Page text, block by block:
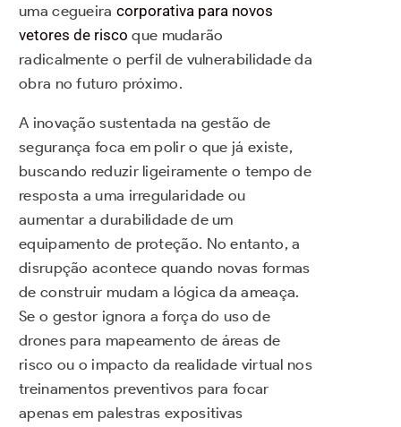
uma cegueira corporativa para novos
vetores de risco que mudarão
radicalmente o perfil de vulnerabilidade da
obra no futuro próximo.
A inovação sustentada na gestão de
segurança foca em polir o que já existe,
buscando reduzir ligeiramente o tempo de
resposta a uma irregularidade ou
aumentar a durabilidade de um
equipamento de proteção. No entanto, a
disrupção acontece quando novas formas
de construir mudam a lógica da ameaça.
Se o gestor ignora a força do uso de
drones para mapeamento de áreas de
risco ou o impacto da realidade virtual nos
treinamentos preventivos para focar
apenas em palestras expositivas